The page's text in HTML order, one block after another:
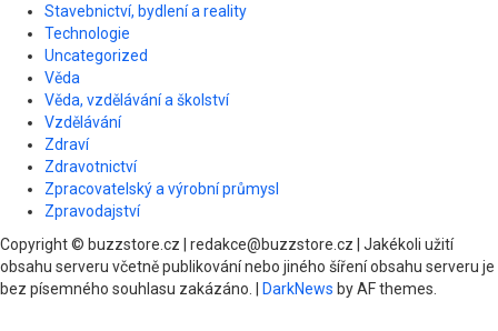
Stavebnictví, bydlení a reality
Technologie
Uncategorized
Věda
Věda, vzdělávání a školství
Vzdělávání
Zdraví
Zdravotnictví
Zpracovatelský a výrobní průmysl
Zpravodajství
Copyright © buzzstore.cz | redakce@buzzstore.cz | Jakékoli užití
obsahu serveru včetně publikování nebo jiného šíření obsahu serveru je
bez písemného souhlasu zakázáno.
DarkNews by AF themes.